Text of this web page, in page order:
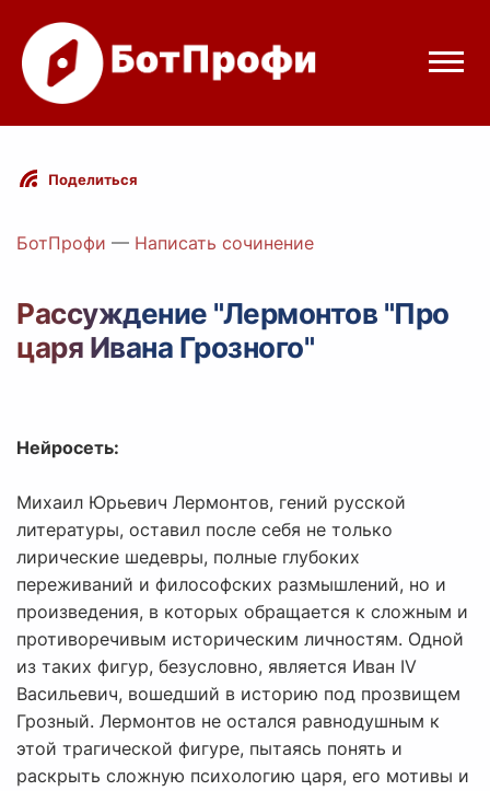
Режимы бота
Цены
Вход с Telegram
Поделиться
БотПрофи — Написать сочинение
Рассуждение "Лермонтов "Про
царя Ивана Грозного"
Нейросеть:
Михаил Юрьевич Лермонтов, гений русской
литературы, оставил после себя не только
лирические шедевры, полные глубоких
переживаний и философских размышлений, но и
произведения, в которых обращается к сложным и
противоречивым историческим личностям. Одной
из таких фигур, безусловно, является Иван IV
Васильевич, вошедший в историю под прозвищем
Грозный. Лермонтов не остался равнодушным к
этой трагической фигуре, пытаясь понять и
раскрыть сложную психологию царя, его мотивы и